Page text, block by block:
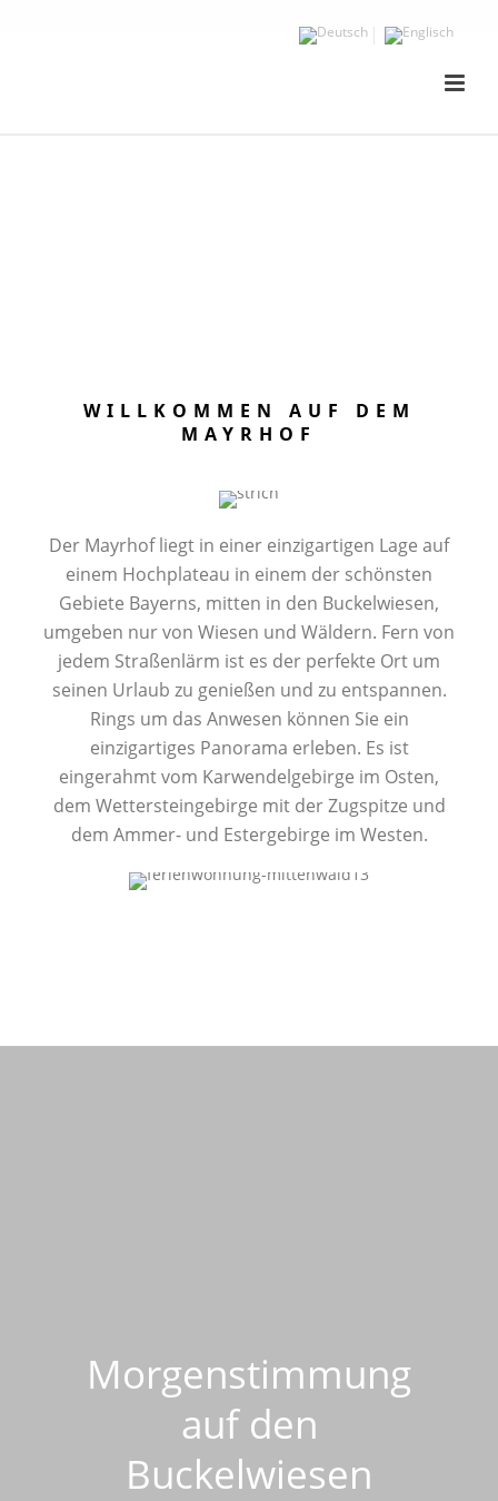
WILLKOMMEN AUF DEM
MAYRHOF
Der Mayrhof liegt in einer einzigartigen Lage auf
einem Hochplateau in einem der schönsten
Gebiete Bayerns, mitten in den Buckelwiesen,
umgeben nur von Wiesen und Wäldern. Fern von
jedem Straßenlärm ist es der perfekte Ort um
seinen Urlaub zu genießen und zu entspannen.
Rings um das Anwesen können Sie ein
einzigartiges Panorama erleben. Es ist
eingerahmt vom Karwendelgebirge im Osten,
dem Wettersteingebirge mit der Zugspitze und
dem Ammer- und Estergebirge im Westen.
Morgenstimmung
auf den
Buckelwiesen